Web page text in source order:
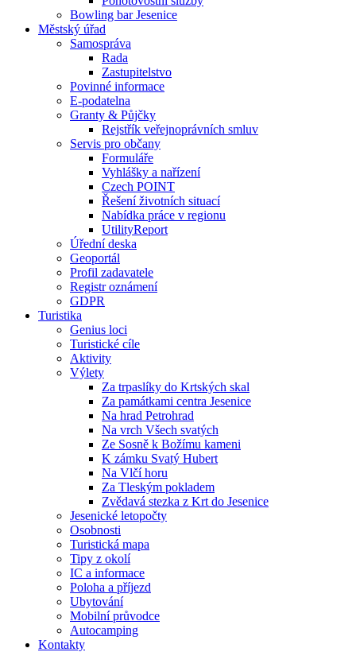
Bowling bar Jesenice
Městský úřad
Samospráva
Rada
Zastupitelstvo
Povinné informace
E-podatelna
Granty & Půjčky
Rejstřík veřejnoprávních smluv
Servis pro občany
Formuláře
Vyhlášky a nařízení
Czech POINT
Řešení životních situací
Nabídka práce v regionu
UtilityReport
Úřední deska
Geoportál
Profil zadavatele
Registr oznámení
GDPR
Turistika
Genius loci
Turistické cíle
Aktivity
Výlety
Za trpaslíky do Krtských skal
Za památkami centra Jesenice
Na hrad Petrohrad
Na vrch Všech svatých
Ze Sosně k Božímu kameni
K zámku Svatý Hubert
Na Vlčí horu
Za Tleským pokladem
Zvědavá stezka z Krt do Jesenice
Jesenické letopočty
Osobnosti
Turistická mapa
Tipy z okolí
IC a informace
Poloha a příjezd
Ubytování
Mobilní průvodce
Autocamping
Kontakty